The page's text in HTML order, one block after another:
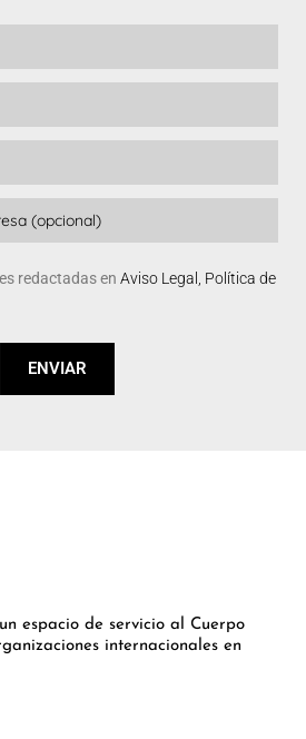
redactadas en Aviso Legal, Política de
ENVIAR
espacio de servicio al Cuerpo
internacionales en